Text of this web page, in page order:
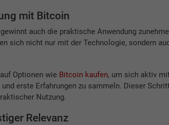
mit Bitcoin
auch die praktische Anwendung
sich nicht nur mit der Technologie, sondern
Optionen wie Bitcoin kaufen, um sich aktiv
erste Erfahrungen zu sammeln. Dieser
Nutzung.
Relevanz